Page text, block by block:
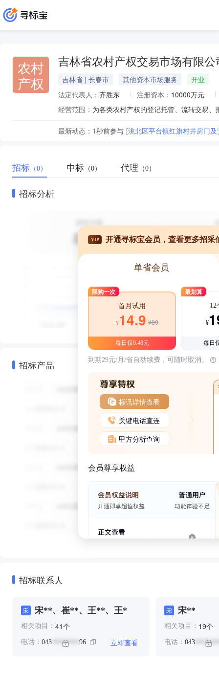
农村
产权
吉林省农村产权交易市场有限公
吉林省 | 长春市 其他资本市场服务
开业
法定代表人： 齐胜东 注册资本： 10000万元
经营范围：
最新动态： 1秒前参与 [洮北区平台镇红旗村井房门
招标 （0） 中标 （0） 代理 （0）
招标分析
招标产品
VIP 开通寻标宝会员，查看更多招采
单省会员
限购一次
首月试用
¥14.9 ¥39
每日仅0.48元
最划算
12
¥
每日
到期29元/月/省自动续费，可随时取消。
标讯详情查看
关键电话直连
甲方分析查询
会员尊享权益
招标联系人
宋 宋**、崔**、王**、王*
相关项目： 41个
电话： 043 ******** 96 立即查看
宋 宋**
相关项目： 19个
电话： 043